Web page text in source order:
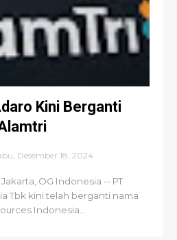
Kini Berganti
Desember 18, 2024
OG Indonesia -- PT
Tbk kini telah berganti nama
Indonesia...